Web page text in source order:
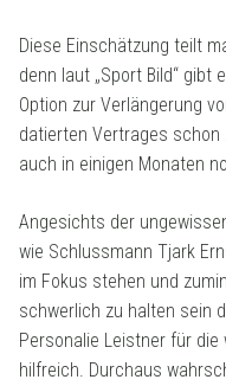
Diese Einschätzung teilt
denn laut „Sport Bild“ gibt
Option zur Verlängerung
datierten Vertrages schon
auch in einigen Monaten
Angesichts der
wie Schlussmann Tjark
im Fokus stehen und
schwerlich zu halten sein
Personalie Leistner für die
hilfreich. Durchaus